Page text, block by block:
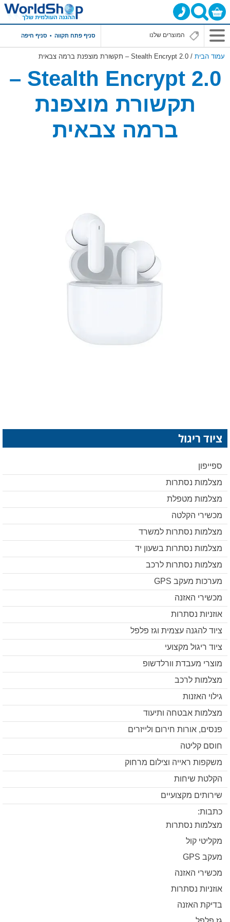
סניף פתח תקווה סניף חיפה
עמוד הבית / Stealth Encrypt 2.0 – תקשורת מוצפנת ברמה צבאית
Stealth Encrypt 2.0 –
תקשורת מוצפנת
ברמה צבאית
ציוד ריגול
ספייפון
מצלמות נסתרות
מצלמות מטפלת
מכשירי הקלטה
מצלמות נסתרות למשרד
מצלמות נסתרות בשעון יד
מצלמות נסתרות לרכב
מערכות מעקב GPS
מכשירי האזנה
אוזניות נסתרות
ציוד להגנה עצמית וגז פלפל
ציוד ריגול מקצועי
מוצרי מעבדת וורלדשופ
מצלמות לרכב
גילוי האזנות
מצלמות אבטחה ותיעוד
פנסים, אורות חירום ולייזרים
חוסם קליטה
משקפות ראייה וצילום מרחוק
הקלטת שיחות
שירותים מקצועיים
כתבות:
מצלמות נסתרות
מקליטי קול
מעקב GPS
מכשירי האזנה
אוזניות נסתרות
בדיקת האזנה